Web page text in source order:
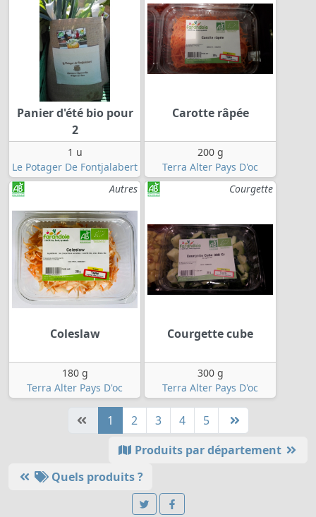
Panier d'été bio pour
2
1 u
Le Potager De Fontjalabert
Carotte râpée
200 g
Terra Alter Pays D'oc
Autres
Coleslaw
180 g
Terra Alter Pays D'oc
Courgette
Courgette cube
300 g
Terra Alter Pays D'oc
1 2 3 4
5
Produits par département
Quels produits ?